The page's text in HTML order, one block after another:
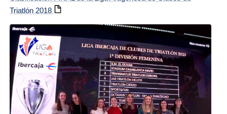
Triatlón 2018